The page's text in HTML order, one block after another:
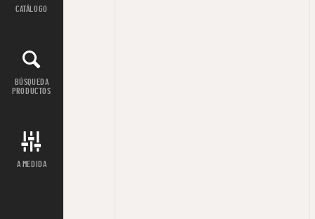
CATÁLOGO
BÚSQUEDA
PRODUCTOS
A MEDIDA